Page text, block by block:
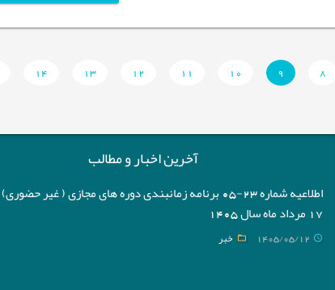
8
9
10
11
12
13
14
آخرین اخبار و مطالب
اطلاعیه شماره 23-05 برنامه زمانبندی دوره های مجازی ( غیر
17 مرداد ماه سال 1405
1405/05/12 خبر